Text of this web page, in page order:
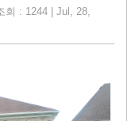
회 : 1244 | Jul, 28,